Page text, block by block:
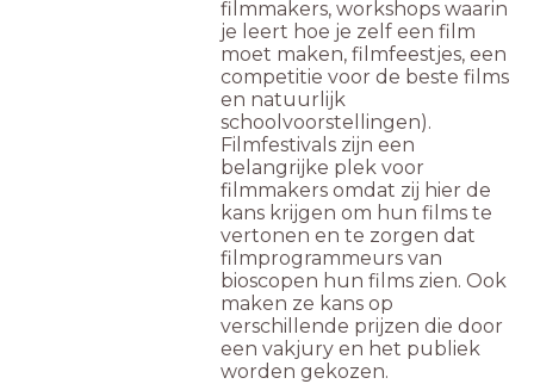
filmmakers, workshops waarin
je leert hoe je zelf een film
moet maken, filmfeestjes, een
competitie voor de beste films
en natuurlijk
schoolvoorstellingen).
Filmfestivals zijn een
belangrijke plek voor
filmmakers omdat zij hier de
kans krijgen om hun films te
vertonen en te zorgen dat
filmprogrammeurs van
bioscopen hun films zien. Ook
maken ze kans op
verschillende prijzen die door
een vakjury en het publiek
worden gekozen.